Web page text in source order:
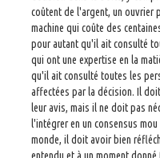
coûtent de l'argent, un ouvrier
machine qui coûte des
pour autant qu'il ait consulté
qui ont une expertise en la
qu'il ait consulté toutes les
affectées par la décision. Il
leur avis, mais il ne doit pas
l'intégrer en un consensus
monde, il doit avoir bien